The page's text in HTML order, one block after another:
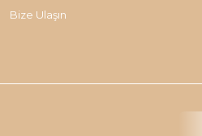
Bize Ulaşın